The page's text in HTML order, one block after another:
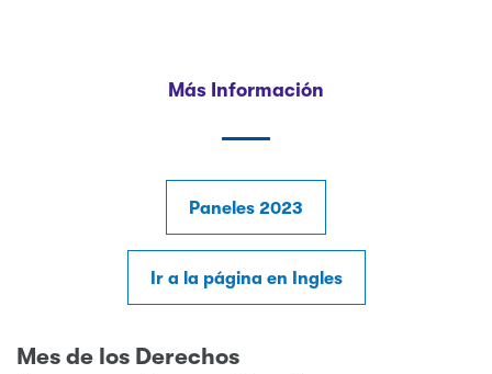
Más Información
Paneles 2023
Ir a la página en Ingles
Mes de los Derechos